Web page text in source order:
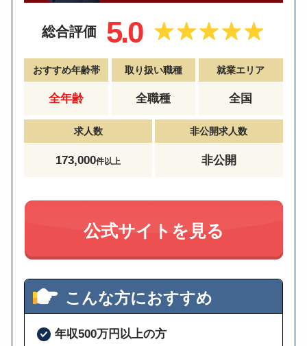
総合評価 5.0
おすすめ年齢帯
全年齢
取り扱い職種
全職種
就業エリア
全国
求人数
173,000件以上
非公開求人数
非公開
公式サイトを見る
こんな方におすすめ
年収500万円以上の方